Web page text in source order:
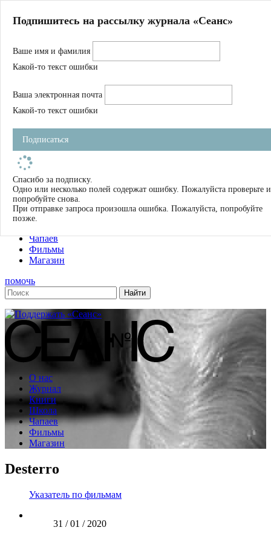
Магазин
Журнал
Школа
Устав
Фильмы
Имена
Тэги
О нас
Журнал
Книги
Чапаев
Фильмы
Магазин
помочь
О нас
Журнал
Книги
Школа
Чапаев
Фильмы
Магазин
Desterro
Указатель по фильмам
31 / 01 / 2020
Подпишитесь на рассылку журнала «Сеанс»
Ваше имя и фамилия
Какой-то текст ошибки
Ваша электронная почта
Какой-то текст ошибки
Подписаться
Спасибо за подписку.
Одно или несколько полей содержат ошибку. Пожалуйста проверьте и
попробуйте снова.
При отправке запроса произошла ошибка. Пожалуйста, попробуйте
позже.